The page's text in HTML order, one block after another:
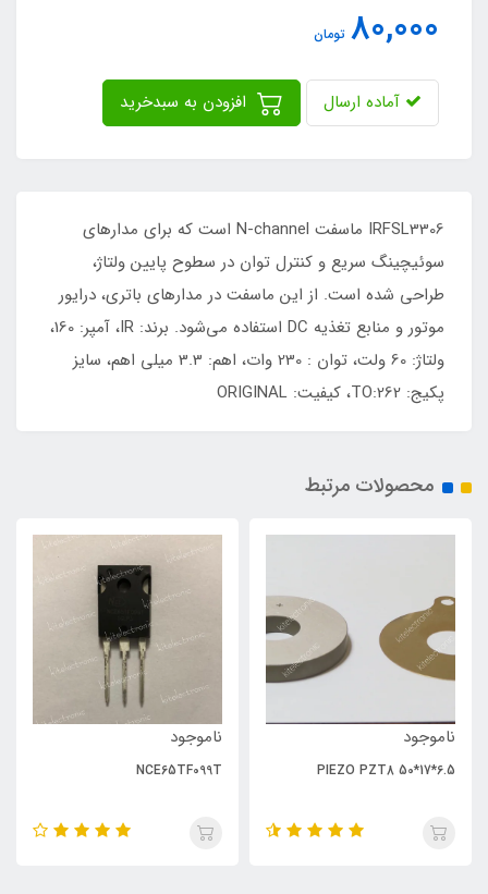
80,000 تومان
آماده ارسال
IRFSL3306 ماسفت N-channel است که برای مدارهای
سوئیچینگ سریع و کنترل توان در سطوح پایین ولتاژ،
طراحی شده است. از این ماسفت در مدارهای باتری، درایور
موتور و منابع تغذیه DC استفاده می‌شود. برند: IR، آمپر: 160،
ولتاژ: 60 ولت، توان : 230 وات، اهم: 3.3 میلی اهم، سایز
پکیج: TO:262، کیفیت: ORIGINAL
محصولات مرتبط
ناموجود
PIEZO PZT8 50*17*6.5
ناموجود
NCE65TF099T